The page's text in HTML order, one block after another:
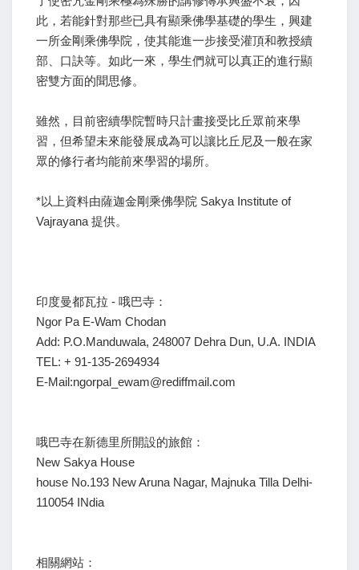
此，若能針對那些已具有顯乘佛學基礎的學生，興建
一所金剛乘佛學院，使其能進一步接受灌頂和教授續
部、口訣等。如此一來，學生們就可以真正的進行顯
密雙方面的聞思修。
雖然，目前密續學院暫時只計畫接受比丘眾前來學
習，但希望未來能發展成為可以讓比丘尼及一般在家
眾的修行者均能前來學習的場所。
*以上資料由薩迦金剛乘佛學院 Sakya Institute of
Vajrayana 提供。
印度曼都瓦拉 - 哦巴寺：
Ngor Pa E-Wam Chodan
Add: P.O.Manduwala, 248007 Dehra Dun, U.A. INDIA
TEL: + 91-135-2694934
E-Mail:ngorpal_ewam@rediffmail.com
哦巴寺在新德里所開設的旅館：
New Sakya House
house No.193 New Aruna Nagar, Majnuka Tilla Delhi-
110054 INdia
相關網站：